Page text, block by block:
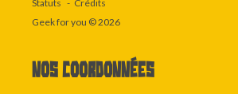
Statuts
Crédits
Geek for you © 2026
Nos coordonnées